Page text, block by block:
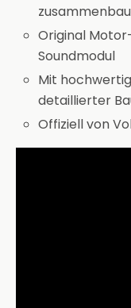
Original
Soundmodul
Mit
detaillierter
Offiziell von